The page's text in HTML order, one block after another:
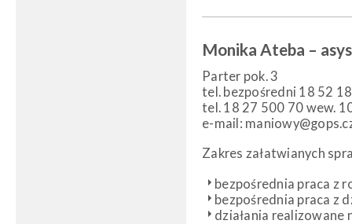
Monika Ateba –
Parter pok. 3
tel. bezpośredni 18 52
tel. 18 27 500 70 wew.
e-mail:
Zakres załatwianych
bezpośrednia praca z
bezpośrednia praca z
działania realizowane